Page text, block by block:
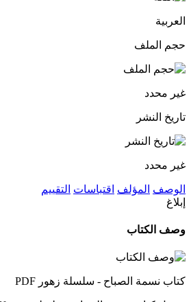
العربية
حجم الملف
غير محدد
تاريخ النشر
غير محدد
الوصف المؤلف اقتباسات التقييم
إبلاغ
وصف الكتاب
كتاب نسمة الصباح - سلسلة زهور PDF